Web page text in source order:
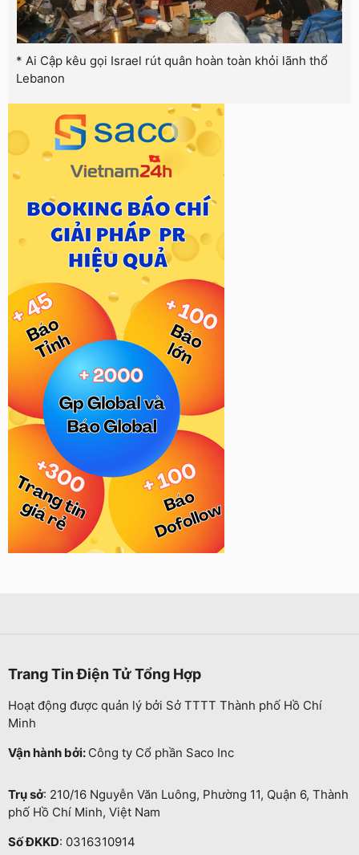
* Ai Cập kêu gọi Israel rút quân hoàn toàn khỏi lãnh thổ
Lebanon
Trang Tin Điện Tử Tổng Hợp
Hoạt động được quản lý bởi Sở TTTT Thành phố Hồ Chí
Minh
Vận hành bởi: Công ty Cổ phần Saco Inc
Trụ sở: 210/16 Nguyễn Văn Luông, Phường 11, Quận 6, Thành
phố Hồ Chí Minh, Việt Nam
Số ĐKKD: 0316310914